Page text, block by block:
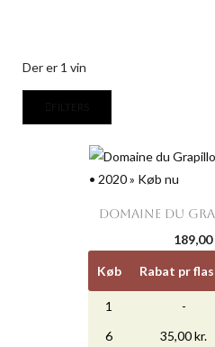
Der er 1 vin
DOMAINE DU
189,00
Køb Rabat pr
1 -
6
35,00 kr.